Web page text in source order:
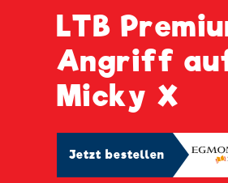
LTB
Angriff
Micky X
Jetzt bestellen